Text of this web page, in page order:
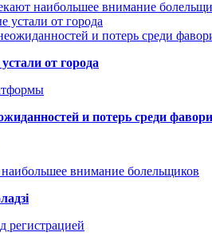
наибольшее внимание
устали от города
и потерь среди
от города
и потерь среди
внимание болельщиков
регистрацией